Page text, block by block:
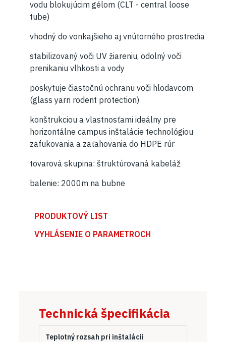
vodu blokujúcim gélom (CLT - central loose
tube)
vhodný do vonkajšieho aj vnútorného prostredia
stabilizovaný voči UV žiareniu, odolný voči
prenikaniu vlhkosti a vody
poskytuje čiastočnú ochranu voči hlodavcom
(glass yarn rodent protection)
konštrukciou a vlastnosťami ideálny pre
horizontálne campus inštalácie technológiou
zafukovania a zaťahovania do HDPE rúr
tovarová skupina: štruktúrovaná kabeláž
balenie: 2000m na bubne
PRODUKTOVÝ LIST
VYHLÁSENIE O PARAMETROCH
Technická špecifikácia
Teplotný rozsah pri inštalácii